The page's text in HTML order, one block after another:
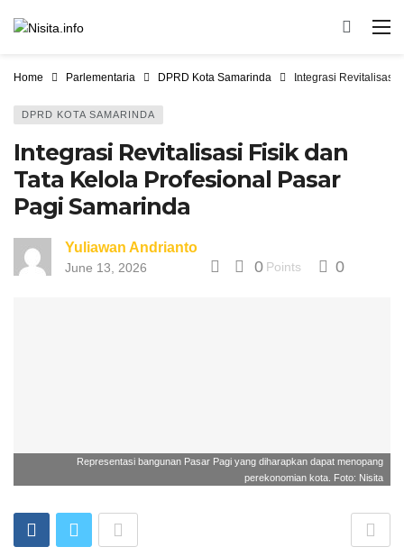
Home Parlementaria DPRD Kota Samarinda Integrasi Revitalisasi
DPRD KOTA SAMARINDA
Integrasi Revitalisasi Fisik dan
Tata Kelola Profesional Pasar
Pagi Samarinda
Yuliawan Andrianto
June 13, 2026 0 Points 0
Representasi bangunan Pasar Pagi yang diharapkan dapat menopang
perekonomian kota. Foto: Nisita